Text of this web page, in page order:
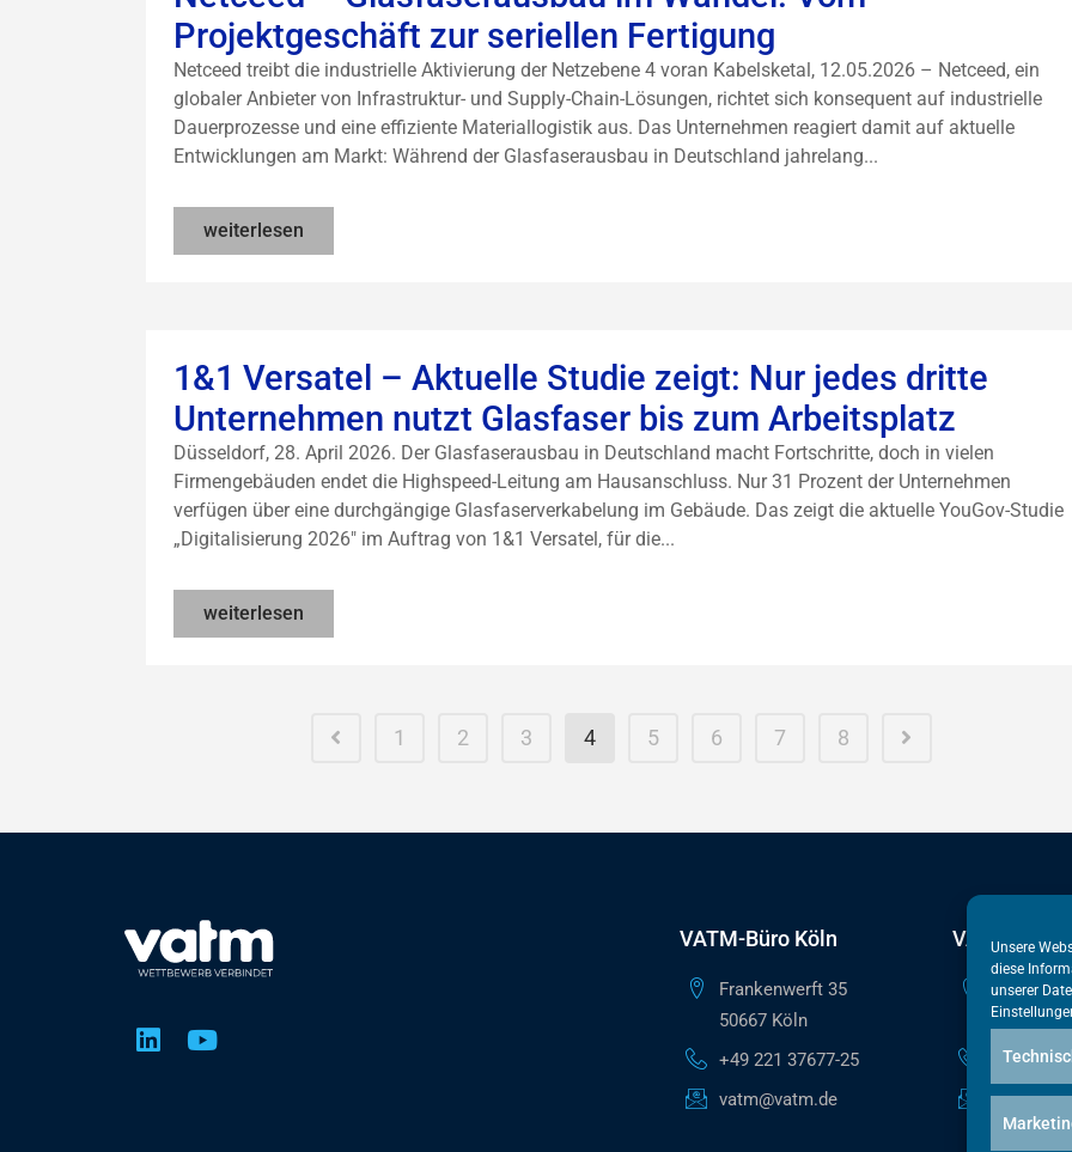
Unsere
diese
unserer
Projektgeschäft zur seriellen Fertigung
Netceed treibt die industrielle Aktivierung der Netzebene 4 voran Kabelsketal, 12.05.2026 – Netceed, ein
globaler Anbieter von Infrastruktur- und Supply-Chain-Lösungen, richtet sich konsequent auf industrielle
Dauerprozesse und eine effiziente Materiallogistik aus. Das Unternehmen reagiert damit auf aktuelle
Entwicklungen am Markt: Während der Glasfaserausbau in Deutschland jahrelang...
weiterlesen
1&1 Versatel – Aktuelle Studie zeigt: Nur jedes dritte
Unternehmen nutzt Glasfaser bis zum Arbeitsplatz
Düsseldorf, 28. April 2026. Der Glasfaserausbau in Deutschland macht Fortschritte, doch in vielen
Firmengebäuden endet die Highspeed-Leitung am Hausanschluss. Nur 31 Prozent der Unternehmen
verfügen über eine durchgängige Glasfaserverkabelung im Gebäude. Das zeigt die aktuelle YouGov-Studie
„Digitalisierung 2026" im Auftrag von 1&1 Versatel, für die...
weiterlesen
1 2 3 4 5 6 7 8
VATM-Büro Köln
Frankenwerft 35
50667 Köln
+49 221 37677-25
vatm@vatm.de
VATM-
10117
+49 30